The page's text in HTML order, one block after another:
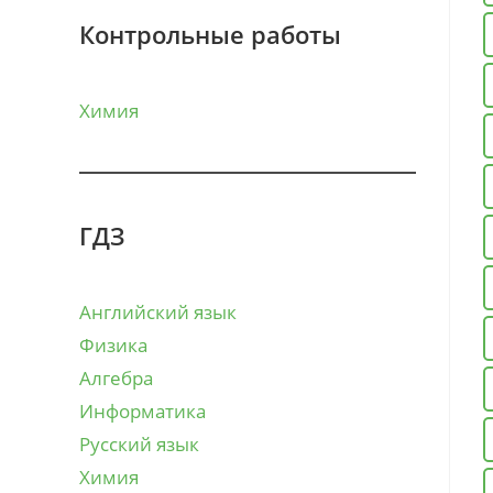
Контрольные работы
Химия
ГДЗ
Английский язык
Физика
Алгебра
Информатика
Русский язык
Химия